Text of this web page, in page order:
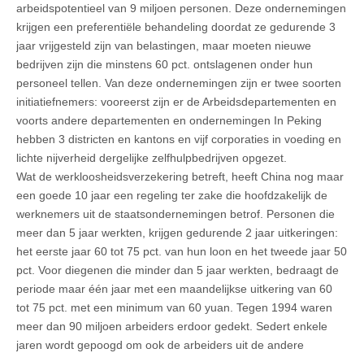
arbeidspotentieel van 9 miljoen personen. Deze ondernemingen
krijgen een preferentiële behandeling doordat ze gedurende 3
jaar vrijgesteld zijn van belastingen, maar moeten nieuwe
bedrijven zijn die minstens 60 pct. ontslagenen onder hun
personeel tellen. Van deze ondernemingen zijn er twee soorten
initiatiefnemers: vooreerst zijn er de Arbeidsdepartementen en
voorts andere departementen en ondernemingen In Peking
hebben 3 districten en kantons en vijf corporaties in voeding en
lichte nijverheid dergelijke zelfhulpbedrijven opgezet.
Wat de werkloosheidsverzekering betreft, heeft China nog maar
een goede 10 jaar een regeling ter zake die hoofdzakelijk de
werknemers uit de staatsondernemingen betrof. Personen die
meer dan 5 jaar werkten, krijgen gedurende 2 jaar uitkeringen:
het eerste jaar 60 tot 75 pct. van hun loon en het tweede jaar 50
pct. Voor diegenen die minder dan 5 jaar werkten, bedraagt de
periode maar één jaar met een maandelijkse uitkering van 60
tot 75 pct. met een minimum van 60 yuan. Tegen 1994 waren
meer dan 90 miljoen arbeiders erdoor gedekt. Sedert enkele
jaren wordt gepoogd om ook de arbeiders uit de andere